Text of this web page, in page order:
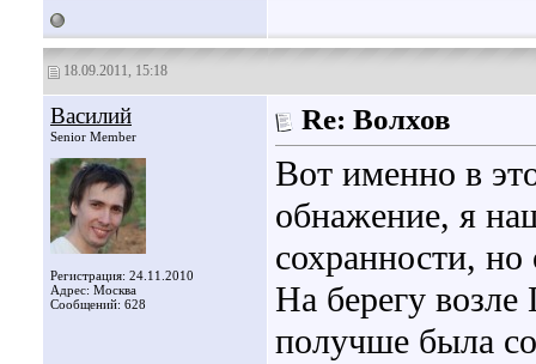
18.09.2011, 15:18
Василий
Senior Member
Регистрация: 24.11.2010
Адрес: Москва
Сообщений: 628
Re: Волхов
Вот именно в
обнажение, я
сохранности,
На берегу
получше была